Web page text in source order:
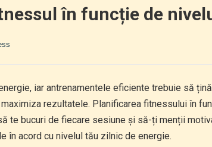
în funcție de
iar antrenamentele eficiente trebuie să
rezultatele. Planificarea fitnessului în
te bucuri de fiecare sesiune și să-ți menții
în acord cu nivelul tău zilnic de energie.